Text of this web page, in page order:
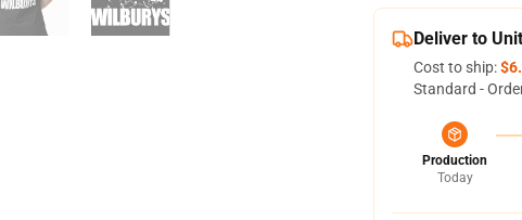
Deliver to
Cost to ship:
Standard -
Production
Today